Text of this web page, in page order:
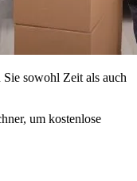
sowohl Zeit als auch
um kostenlose